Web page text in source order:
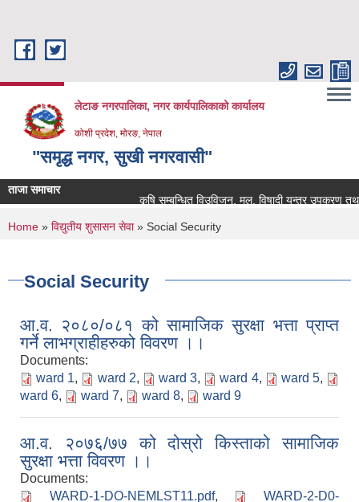
लेटाङ नगरपालिका, नगर कार्यपालिकाको कार्यालय
कोशी प्रदेश, मोरङ, नेपाल
"समृद्ध नगर, सुखी नगरवासी"
ताजा समाचार
कृषि सम्बन्धित विउविजन, मल, विषादी यन्त्र उपकरण तथा
You are here
Home » विद्युतीय शुसासन सेवा» Social Security
Social Security
आ.व. २०८०/०८१ को सामाजिक सुरक्षा भत्ता प्राप्त
गर्ने लाभग्राहीहरुको विवरण ।।
Documents:
ward 1, ward 2, ward 3, ward 4, ward 5,
ward 6, ward 7, ward 8, ward 9
आ.व. २०७६/७७ को दोस्रो किस्ताको सामाजिक
सुरक्षा भत्ता विवरण ।।
Documents:
WARD-1-DO-NEMLST11.pdf,
WARD-2-D0-